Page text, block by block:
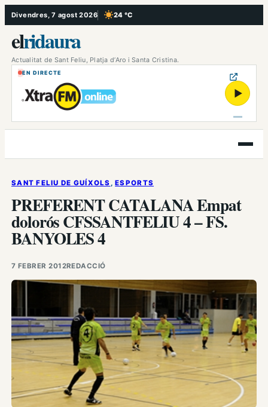
Vés
al
contingut
Divendres, 7 agost 2026 24 °C
, Cel serè
elridaura
Actualitat de Sant Feliu, Platja d’Aro i Santa Cristina.
EN DIRECTE
▶
Obre
el
SANT FELIU DE GUÍXOLS , ESPORTS
PREFERENT CATALANA Empat
dolorós CFSSANTFELIU 4 – FS.
BANYOLES 4
7 FEBRER 2012REDACCIÓ